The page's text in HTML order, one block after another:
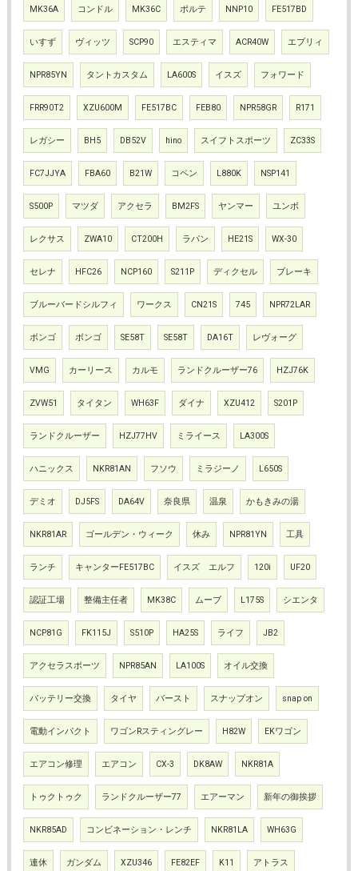
MK36A コンドル MK36C ポルテ NNP10 FE517BD
いすず ヴィッツ SCP90 エスティマ ACR40W エブリィ
NPR85YN タントカスタム LA600S イスズ フォワード
FRR90T2 XZU600M FE517BC FEB80 NPR58GR R171
レガシー BH5 DB52V hino スイフトスポーツ ZC33S
FC7JJYA FBA60 B21W コペン L880K NSP141
S500P マツダ アクセラ BM2FS ヤンマー ユンボ
レクサス ZWA10 CT200H ラパン HE21S WX-30
セレナ HFC26 NCP160 S211P ディクセル ブレーキ
ブルーバードシルフィ ワークス CN21S 745 NPR72LAR
ボンゴ ボンゴ SE58T SE58T DA16T レヴォーグ
VMG カーリース カルモ ランドクルーザー76 HZJ76K
ZVW51 タイタン WH63F ダイナ XZU412 S201P
ランドクルーザー HZJ77HV ミライース LA300S
ハニックス NKR81AN フソウ ミラジーノ L650S
デミオ DJ5FS DA64V 奈良県 温泉 かもきみの湯
NKR81AR ゴールデン・ウィーク 休み NPR81YN 工具
ランチ キャンターFE517BC イスズ エルフ 120i UF20
認証工場 整備主任者 MK38C ムーブ L175S シエンタ
NCP81G FK115J S510P HA25S ライフ JB2
アクセラスポーツ NPR85AN LA100S オイル交換
バッテリー交換 タイヤ バースト スナップオン snap on
電動インパクト ワゴンRスティングレー H82W EKワゴン
エアコン修理 エアコン CX-3 DK8AW NKR81A
トゥクトゥク ランドクルーザー77 エアーマン 新年の御挨拶
NKR85AD コンビネーション・レンチ NKR81LA WH63G
連休 ガンダム XZU346 FE82EF K11 アトラス